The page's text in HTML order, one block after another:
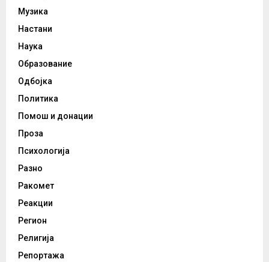
Музика
Настани
Наука
Образование
Одбојка
Политика
Помош и донации
Проза
Психологија
Разно
Ракомет
Реакции
Регион
Религија
Репортажа